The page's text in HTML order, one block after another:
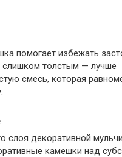
помогает избежать
слишком толстым — лучше
смесь, которая
слоя декоративной
камешки над